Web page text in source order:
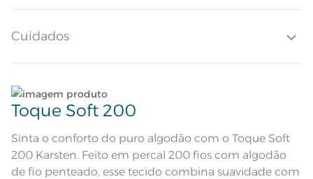
Quantidade de Peças
Atributos
Composição 100% Algodão
Cuidados
Lave tipos de tecidos distintos separadamente;
Não lave cores claras e cores escuras no mesmo
ciclo;
Lave as peças no ciclo leve, suave ou delicado de
Toque Soft 200
Sinta o conforto do puro algodão com o Toque Soft
200 Karsten. Feito em percal 200 fios com algodão
de fio penteado, esse tecido combina suavidade com